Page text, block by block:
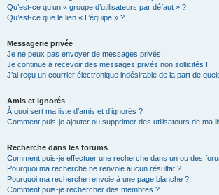
Qu’est-ce qu’un « groupe d’utilisateurs par défaut » ?
Qu’est-ce que le lien « L’équipe » ?
Messagerie privée
Je ne peux pas envoyer de messages privés !
Je continue à recevoir des messages privés non sollicités !
J’ai reçu un courrier électronique indésirable de la part de
Amis et ignorés
À quoi sert ma liste d’amis et d’ignorés ?
Comment puis-je ajouter ou supprimer des utilisateurs de ma
Recherche dans les forums
Comment puis-je effectuer une recherche dans un ou des
Pourquoi ma recherche ne renvoie aucun résultat ?
Pourquoi ma recherche renvoie à une page blanche ?!
Comment puis-je rechercher des membres ?